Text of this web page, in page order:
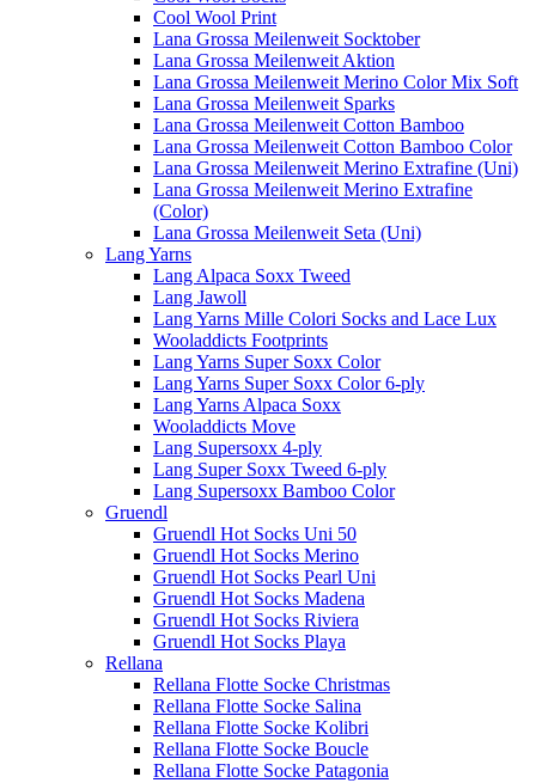
Cool Wool Print
Lana Grossa Meilenweit Socktober
Lana Grossa Meilenweit Aktion
Lana Grossa Meilenweit Merino Color Mix Soft
Lana Grossa Meilenweit Sparks
Lana Grossa Meilenweit Cotton Bamboo
Lana Grossa Meilenweit Cotton Bamboo Color
Lana Grossa Meilenweit Merino Extrafine (Uni)
Lana Grossa Meilenweit Merino Extrafine
(Color)
Lana Grossa Meilenweit Seta (Uni)
Lang Yarns
Lang Alpaca Soxx Tweed
Lang Jawoll
Lang Yarns Mille Colori Socks and Lace Lux
Wooladdicts Footprints
Lang Yarns Super Soxx Color
Lang Yarns Super Soxx Color 6-ply
Lang Yarns Alpaca Soxx
Wooladdicts Move
Lang Supersoxx 4-ply
Lang Super Soxx Tweed 6-ply
Lang Supersoxx Bamboo Color
Gruendl
Gruendl Hot Socks Uni 50
Gruendl Hot Socks Merino
Gruendl Hot Socks Pearl Uni
Gruendl Hot Socks Madena
Gruendl Hot Socks Riviera
Gruendl Hot Socks Playa
Rellana
Rellana Flotte Socke Christmas
Rellana Flotte Socke Salina
Rellana Flotte Socke Kolibri
Rellana Flotte Socke Boucle
Rellana Flotte Socke Patagonia